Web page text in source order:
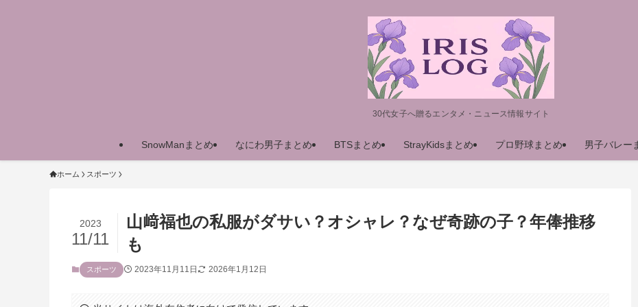
30代女子へ贈るエンタメ・ニュース情報サイト
SnowManまとめ なにわ男子まとめ BTSまとめ StrayKidsまとめ プロ野球まとめ 男子バレー
ホーム スポーツ
山﨑福也の私服がダサい？オシャレ？なぜ奇跡の子？年俸推移
も
2023
11/11
スポーツ 2023年11月11日 2026年1月12日